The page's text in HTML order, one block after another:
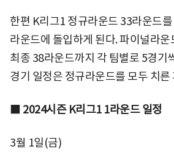
한편 K리그1 정규라운드 33라운드
라운드에 돌입하게 된다. 파이널라운
최종 38라운드까지 각 팀별로 5경기
경기 일정은 정규라운드를 모두 치른
■ 2024시즌 K리그1 1라운드 일정
3월 1일(금)